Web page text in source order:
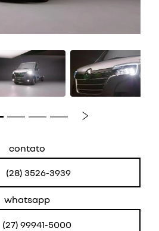
Próximo
contato
(28) 3526-3939
whatsapp
(27) 99941-5000